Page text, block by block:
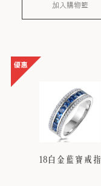
加入購物籃
18白金藍寶戒指